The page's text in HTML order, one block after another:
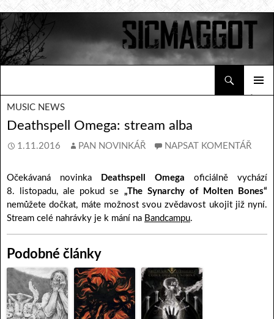
MUSIC NEWS
Deathspell Omega: stream alba
1.11.2016 PAN NOVINKÁŘ NAPSAT KOMENTÁŘ
Očekávaná novinka Deathspell Omega oficiálně vychází
8. listopadu, ale pokud se „The Synarchy of Molten Bones“
nemůžete dočkat, máte možnost svou zvědavost ukojit již nyní.
Stream celé nahrávky je k mání na Bandcampu.
Podobné články